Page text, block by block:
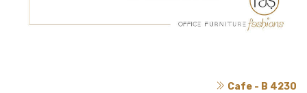
Cafe - B 4230